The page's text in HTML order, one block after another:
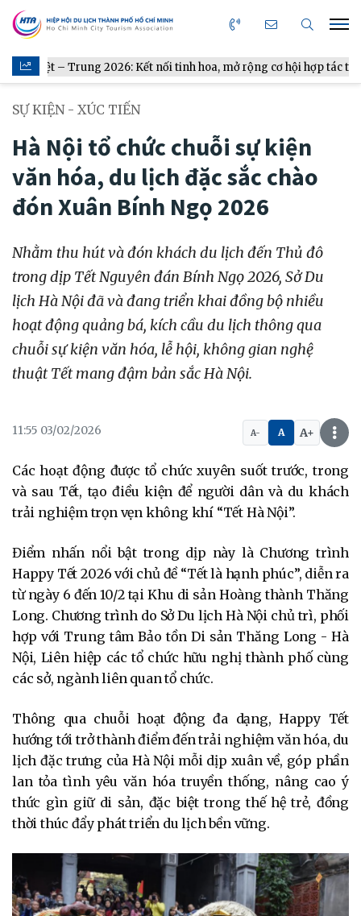
2026: Kết nối tinh hoa, mở rộng cơ hội hợp tác từ gian bếp
SỰ KIỆN - XÚC TIẾN
Hà Nội tổ chức chuỗi sự kiện
văn hóa, du lịch đặc sắc chào
đón Xuân Bính Ngọ 2026
Nhằm thu hút và đón khách du lịch đến Thủ đô
trong dịp Tết Nguyên đán Bính Ngọ 2026, Sở Du
lịch Hà Nội đã và đang triển khai đồng bộ nhiều
hoạt động quảng bá, kích cầu du lịch thông qua
chuỗi sự kiện văn hóa, lễ hội, không gian nghệ
thuật Tết mang đậm bản sắc Hà Nội.
11:55 03/02/2026 A- A A+
Các hoạt động được tổ chức xuyên suốt trước, trong
và sau Tết, tạo điều kiện để người dân và du khách
trải nghiệm trọn vẹn không khí “Tết Hà Nội”.
Điểm nhấn nổi bật trong dịp này là Chương trình
Happy Tết 2026 với chủ đề “Tết là hạnh phúc”, diễn ra
từ ngày 6 đến 10/2 tại Khu di sản Hoàng thành Thăng
Long. Chương trình do Sở Du lịch Hà Nội chủ trì, phối
hợp với Trung tâm Bảo tồn Di sản Thăng Long - Hà
Nội, Liên hiệp các tổ chức hữu nghị thành phố cùng
các sở, ngành liên quan tổ chức.
Thông qua chuỗi hoạt động đa dạng, Happy Tết
hướng tới trở thành điểm đến trải nghiệm văn hóa, du
lịch đặc trưng của Hà Nội mỗi dịp xuân về, góp phần
lan tỏa tình yêu văn hóa truyền thống, nâng cao ý
thức gìn giữ di sản, đặc biệt trong thế hệ trẻ, đồng
thời thúc đẩy phát triển du lịch bền vững.